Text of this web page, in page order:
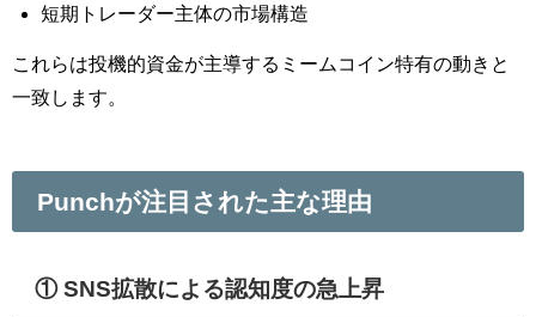
短期トレーダー主体の市場構造
これらは投機的資金が主導するミームコイン特有の動きと
一致します。
Punchが注目された主な理由
① SNS拡散による認知度の急上昇